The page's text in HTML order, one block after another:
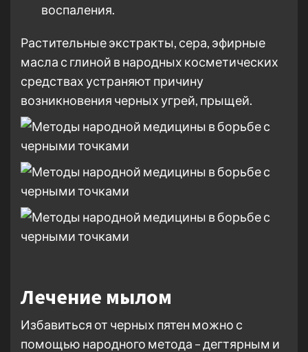
воспаления.
Растительные экстракты, сера, эфирные
масла с глиной в народных косметических
средствах устраняют причину
возникновения черных угрей, прыщей.
Лечение мылом
Избавиться от черных пятен можно с
помощью народного метода – дегтярным и